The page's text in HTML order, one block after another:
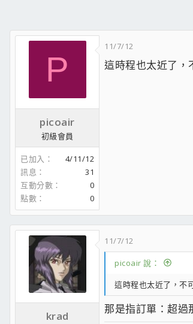
P
picoair
初級會員
已加入
4/11/12
訊息
31
互動分數
0
點數
0
11/7/12
這時程也太近了，
krad
11/7/12
picoair 說：
這時程也太近了，不
那是指訂單：超